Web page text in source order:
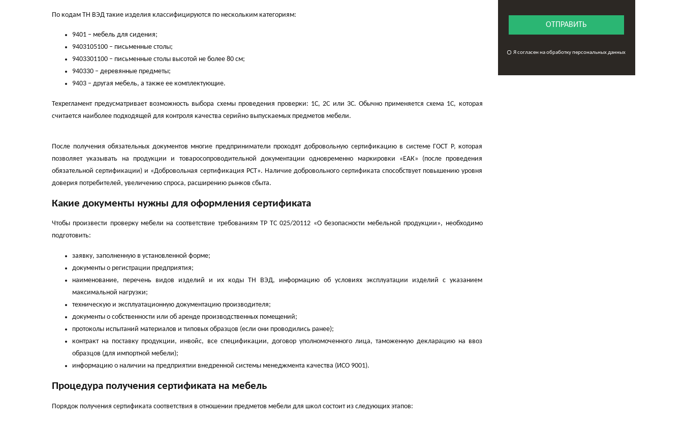
По кодам ТН ВЭД такие изделия классифицируются по нескольким категориям:
9401 – мебель для сидения;
9403105100 – письменные столы;
9403301100 – письменные столы высотой не более 80 см;
940330 – деревянные предметы;
9403 – другая мебель, а также ее комплектующие.
Техрегламент предусматривает возможность выбора схемы проведения проверки: 1С, 2С или 3С. Обычно применяется схема 1С, которая
считается наиболее подходящей для контроля качества серийно выпускаемых предметов мебели.
После получения обязательных документов многие предприниматели проходят добровольную сертификацию в системе ГОСТ Р, которая
позволяет указывать на продукции и товаросопроводительной документации одновременно маркировки «ЕАК» (после проведения
обязательной сертификации) и «Добровольная сертификация РСТ». Наличие добровольного сертификата способствует повышению уровня
доверия потребителей, увеличению спроса, расширению рынков сбыта.
Какие документы нужны для оформления сертификата
Чтобы произвести проверку мебели на соответствие требованиям ТР ТС 025/20112 «О безопасности мебельной продукции», необходимо
подготовить:
заявку, заполненную в установленной форме;
документы о регистрации предприятия;
наименование, перечень видов изделий и их коды ТН ВЭД, информацию об условиях эксплуатации изделий с указанием
максимальной нагрузки;
техническую и эксплуатационную документацию производителя;
документы о собственности или об аренде производственных помещений;
протоколы испытаний материалов и типовых образцов (если они проводились ранее);
контракт на поставку продукции, инвойс, все спецификации, договор уполномоченного лица, таможенную декларацию на ввоз
образцов (для импортной мебели);
информацию о наличии на предприятии внедренной системы менеджмента качества (ИСО 9001).
Процедура получения сертификата на мебель
Порядок получения сертификата соответствия в отношении предметов мебели для школ состоит из следующих этапов:
ОТПРАВИТЬ
Я согласен на обработку персональных данных